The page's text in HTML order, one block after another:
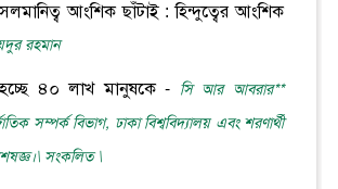
আংশিক ছাঁটাই : হিন্দুত্বের আংশিক
রহমান
হচ্ছে ৪০ লাখ মানুষকে - সি আর আবরার**
সম্পর্ক বিভাগ, ঢাকা বিশ্ববিদ্যালয় এবং শরণার্থী
সংকলিত \